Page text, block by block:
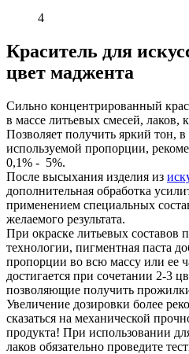
4
Краситель для
цвет маджента
Сильно концентрированный
в массе литьевых смесей, лаков,
Позволяет получить яркий тон, в
используемой пропорции,
0,1% - 5%.
После высыхания изделия из
дополнительная обработка
применением специальных
желаемого результата.
При окраске литьевых составов
технологии, пигментная паста
пропорции во всю массу или ее
достигается при сочетании 2-3
позволяющие получить
Увеличение дозировки более
сказаться на механической
продукта! При использовании
лаков обязательно проведите